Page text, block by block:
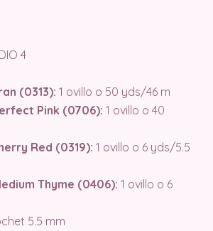
4
(0313): 1 ovillo o 50 yds/46 m
Pink (0706): 1 ovillo o 40
Red (0319): 1 ovillo o 6 yds/5.5
Thyme (0406): 1 ovillo o 6
5.5 mm